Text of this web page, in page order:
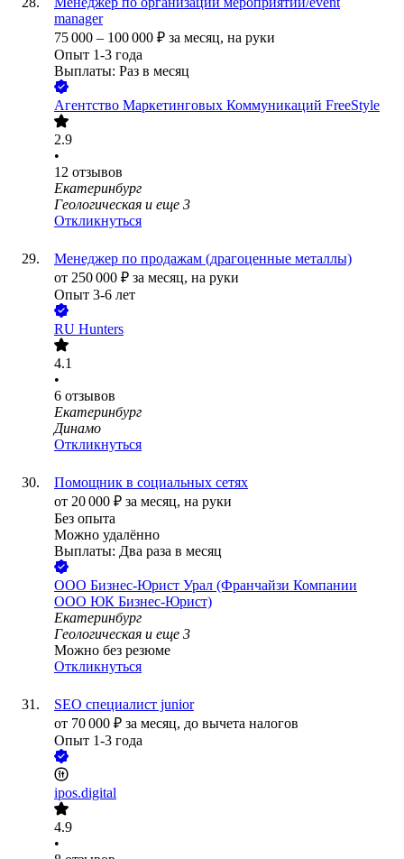
manager
75 000 – 100 000 ₽ за месяц, на руки
Опыт 1-3 года
Выплаты: Раз в месяц
Агентство Маркетинговых Коммуникаций FreeStyle
2.9
•
12 отзывов
Екатеринбург
Геологическая и еще 3
Откликнуться
Менеджер по продажам (драгоценные металлы)
от 250 000 ₽ за месяц, на руки
Опыт 3-6 лет
RU Hunters
4.1
•
6 отзывов
Екатеринбург
Динамо
Откликнуться
Помощник в социальных сетях
от 20 000 ₽ за месяц, на руки
Без опыта
Можно удалённо
Выплаты: Два раза в месяц
ООО Бизнес-Юрист Урал (Франчайзи Компании
ООО ЮК Бизнес-Юрист)
Екатеринбург
Геологическая и еще 3
Можно без резюме
Откликнуться
SEO специалист junior
от 70 000 ₽ за месяц, до вычета налогов
Опыт 1-3 года
ipos.digital
4.9
•